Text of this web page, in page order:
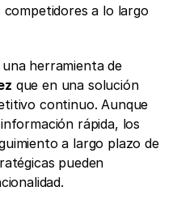
a lo largo
herramienta de
que en una solución
continuo. Aunque
rápida, los
a largo plazo de
pueden